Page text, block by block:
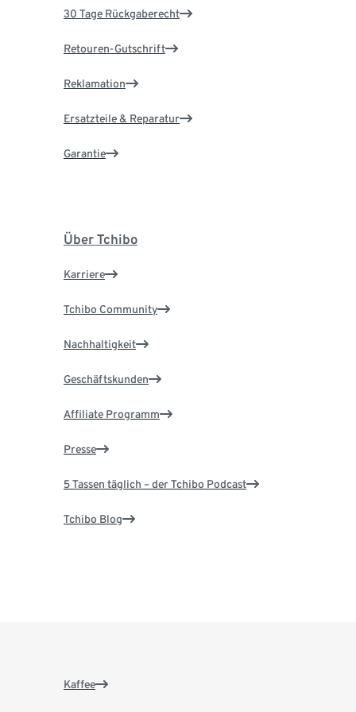
30 Tage Rückgaberecht
Retouren-Gutschrift
Reklamation
Ersatzteile & Reparatur
Garantie
Über Tchibo
Karriere
Tchibo Community
Nachhaltigkeit
Geschäftskunden
Affiliate Programm
Presse
5 Tassen täglich – der Tchibo Podcast
Tchibo Blog
Kaffee